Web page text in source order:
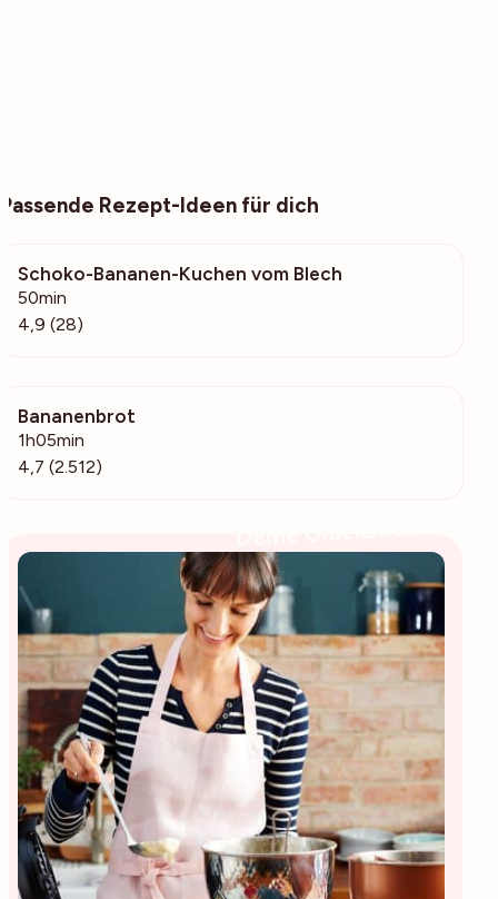
Passende Rezept-Ideen für dich
Schoko-Bananen-Kuchen vom Blech
50min
4,9 (28)
Bananenbrot
1h05min
4,7 (2.512)